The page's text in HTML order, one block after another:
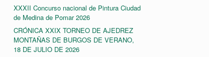
XXXII Concurso nacional de Pintura Ciudad
de Medina de Pomar 2026
CRÓNICA XXIX TORNEO DE AJEDREZ
MONTAÑAS DE BURGOS DE VERANO,
18 DE JULIO DE 2026